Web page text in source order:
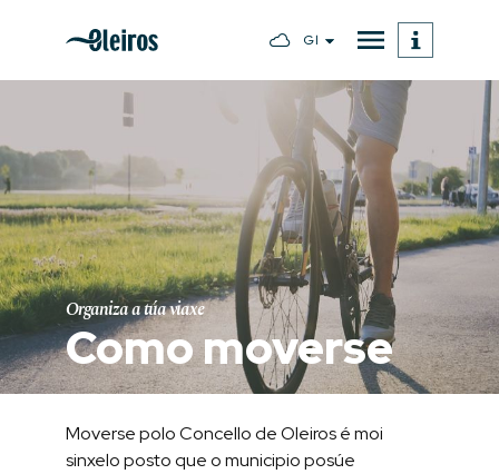
Gl
Organiza a túa viaxe
Como moverse
Moverse polo Concello de Oleiros é moi
sinxelo posto que o municipio posúe